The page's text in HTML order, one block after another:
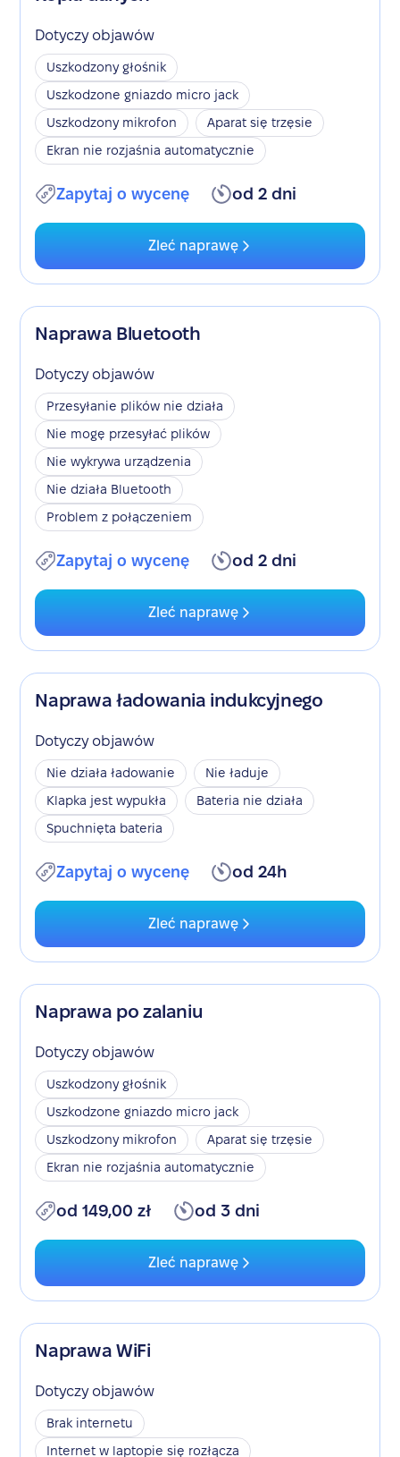
Dotyczy objawów
Uszkodzony głośnik
Uszkodzone gniazdo micro jack
Uszkodzony mikrofon
Aparat się trzęsie
Ekran nie rozjaśnia automatycznie
Zapytaj o wycenę od 2 dni
Zleć naprawę
Naprawa Bluetooth
Dotyczy objawów
Przesyłanie plików nie działa
Nie mogę przesyłać plików
Nie wykrywa urządzenia
Nie działa Bluetooth
Problem z połączeniem
Zapytaj o wycenę od 2 dni
Zleć naprawę
Naprawa ładowania indukcyjnego
Dotyczy objawów
Nie działa ładowanie
Nie ładuje
Klapka jest wypukła
Bateria nie działa
Spuchnięta bateria
Zapytaj o wycenę od 24h
Zleć naprawę
Naprawa po zalaniu
Dotyczy objawów
Uszkodzony głośnik
Uszkodzone gniazdo micro jack
Uszkodzony mikrofon
Aparat się trzęsie
Ekran nie rozjaśnia automatycznie
od 149,00 zł od 3 dni
Zleć naprawę
Naprawa WiFi
Dotyczy objawów
Brak internetu
Internet w laptopie się rozłącza